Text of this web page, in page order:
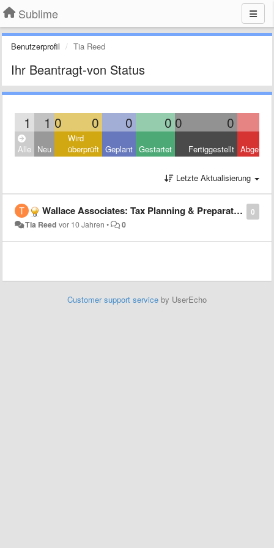
Sublime
Benutzerprofil Tia Reed
Ihr Beantragt-von Status
1 1 0 0 0 0 0 0
Alle Neu
Wird
überprüft Geplant Gestartet Fertiggestellt
Letzte Aktualisierung
0
Wallace Associates: Tax Planning & Preparation Made Easy
Tia Reed vor 10 Jahren • 0
Customer support service by UserEcho